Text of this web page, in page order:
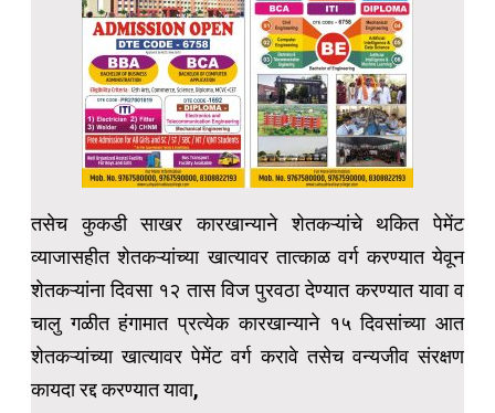
तसेच कुकडी साखर कारखान्याने शेतकऱ्यांचे थकित पेमेंट
व्याजासहीत शेतकऱ्यांच्या खात्यावर तात्काळ वर्ग करण्यात येवून
शेतकऱ्यांना दिवसा १२ तास विज पुरवठा देण्यात करण्यात यावा व
चालु गळीत हंगामात प्रत्येक कारखान्याने १५ दिवसांच्या आत
शेतकऱ्यांच्या खात्यावर पेमेंट वर्ग करावे तसेच वन्यजीव संरक्षण
कायदा रद्द करण्यात यावा,